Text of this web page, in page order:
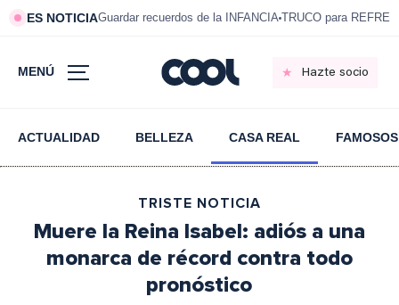
ES NOTICIAGuardar recuerdos de la INFANCIA TRUCO para
MENÚ Hazte socio
ACTUALIDAD BELLEZA CASA REAL FAMOSOS
TRISTE NOTICIA
Muere la Reina Isabel: adiós a una
monarca de récord contra todo
pronóstico